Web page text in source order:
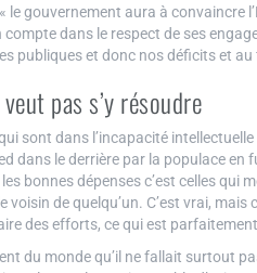
gouvernement aura à convaincre
dans le respect de ses
publiques et donc nos déficits et
pas s’y résoudre
sont dans l’incapacité
dans le derrière par la populace en
bonnes dépenses c’est celles qui
de quelqu’un. C’est vrai,
des efforts, ce qui est
du monde qu’il ne fallait surtout